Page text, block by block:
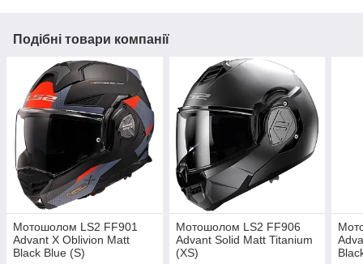
Подібні товари компанії
Мотошолом LS2 FF901
Advant X Oblivion Matt
Black Blue (S)
Мотошолом LS2 FF906
Advant Solid Matt Titanium
(XS)